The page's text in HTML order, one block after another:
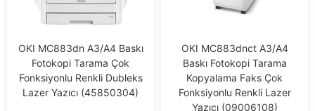
OKI MC883dn A3/A4 Baskı
Fotokopi Tarama Çok
Fonksiyonlu Renkli Dubleks
Lazer Yazıcı (45850304)
OKI MC883dnct A3/A4
Baskı Fotokopi Tarama
Kopyalama Faks Çok
Fonksiyonlu Renkli Lazer
Yazıcı (09006108)